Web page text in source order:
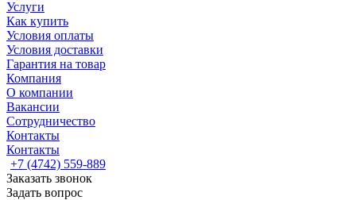
Услуги
Как купить
Условия оплаты
Условия доставки
Гарантия на товар
Компания
О компании
Вакансии
Сотрудничество
Контакты
Контакты
+7 (4742) 559-889
Заказать звонок
Задать вопрос